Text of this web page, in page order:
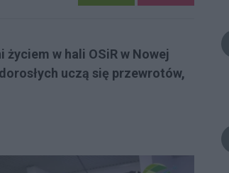
w hali OSiR w Nowej
uczą się przewrotów,